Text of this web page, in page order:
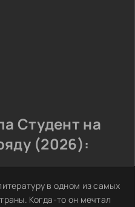
Студент на
(2026):
в одном из самых
Когда-то он мечтал